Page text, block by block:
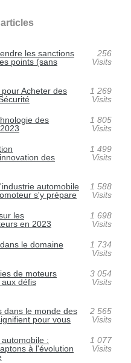
les sanctions
points (sans
256
Visits
Acheter des
1 269
Visits
des
1 805
Visits
des
1 499
Visits
automobile
s'y prépare
1 588
Visits
les
en 2023
1 698
Visits
le domaine
1 734
Visits
de moteurs
défis
3 054
Visits
dans le monde des
pour vous
2 565
Visits
:
à l'évolution
1 077
Visits